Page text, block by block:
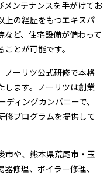
メンテナンスを手がけてお
上の経歴をもつエキスパ
ど、住宅設備が備わって
とが可能です。
ノーリツ公式研修で本格
します。ノーリツは創業
ィングカンパニーで、
修プログラムを提供して
市や、熊本県荒尾市・玉
修理、ボイラー修理、